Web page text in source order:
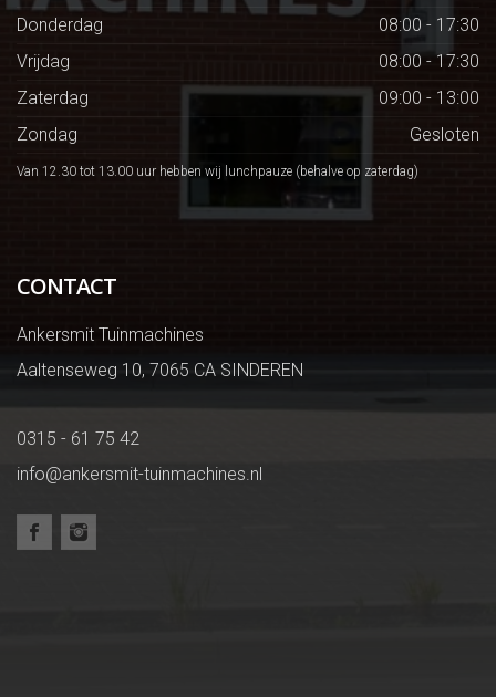
Donderdag
08:00 - 17:30
Vrijdag
08:00 - 17:30
Zaterdag
09:00 - 13:00
Zondag
Gesloten
Van 12.30 tot 13.00 uur hebben wij lunchpauze (behalve op zaterdag)
CONTACT
Ankersmit Tuinmachines
Aaltenseweg 10, 7065 CA SINDEREN
0315 - 61 75 42
info@ankersmit-tuinmachines.nl